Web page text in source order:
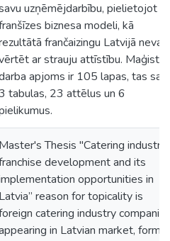
uzņēmējdarbību, pielietojot
biznesa modeli, kā
frančaizingu Latvijā nevar
ar strauju attīstību. Maģistra
apjoms ir 105 lapas, tas
tabulas, 23 attēlus un 6
Master's Thesis "Catering industry
development and its
opportunities in
Latvia” reason for topicality is
catering industry
in Latvian market,